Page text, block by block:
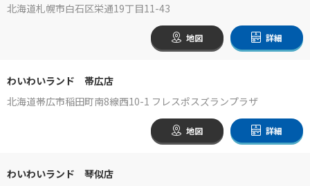
北海道札幌市白石区栄通19丁目11-43
地図 詳細
わいわいランド 帯広店
北海道帯広市稲田町南8線西10-1 フレスポスズランプラザ
地図 詳細
わいわいランド 琴似店